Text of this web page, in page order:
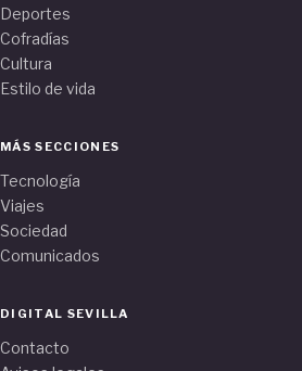
Deportes
Cofradías
Cultura
Estilo de vida
MÁS SECCIONES
Tecnología
Viajes
Sociedad
Comunicados
DIGITAL SEVILLA
Contacto